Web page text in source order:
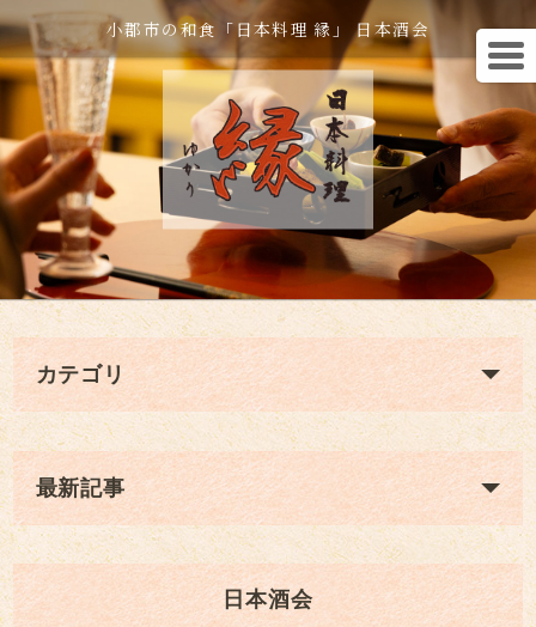
小郡市の和食「日本料理 縁」 日本酒会
カテゴリ
最新記事
日本酒会